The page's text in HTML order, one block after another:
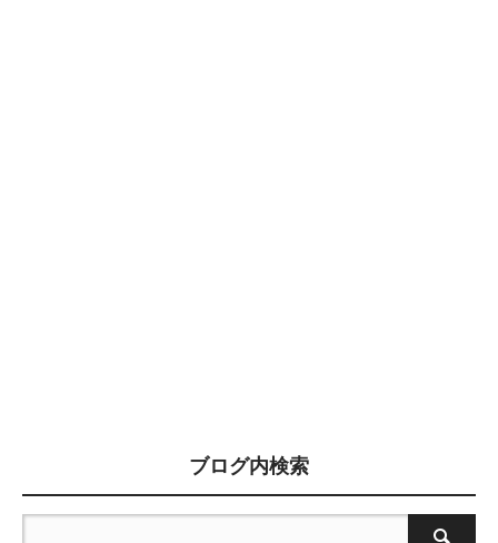
ブログ内検索